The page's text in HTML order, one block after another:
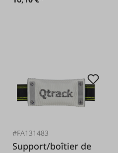
#FA131483
Support/boîtier de